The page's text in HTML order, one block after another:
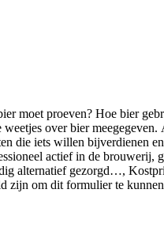
moet proeven? Hoe bier
over bier
die iets willen bijverdienen
actief in de brouwerij,
alternatief gezorgd…,
om dit formulier te